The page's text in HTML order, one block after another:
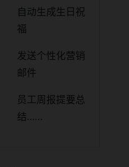
自动生成生日祝
福
发送个性化营销
邮件
员工周报提要总
结……